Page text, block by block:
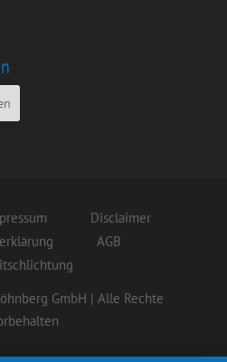
Disclaimer
AGB
GmbH | Alle Rechte